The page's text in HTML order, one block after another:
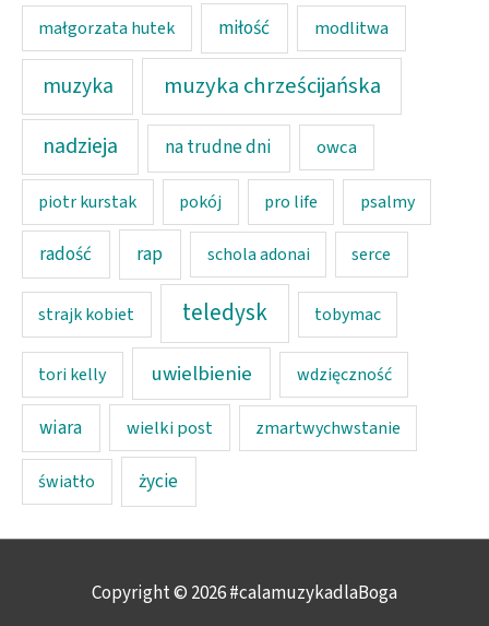
małgorzata hutek miłość modlitwa
muzyka muzyka chrześcijańska
nadzieja na trudne dni owca
piotr kurstak pokój pro life psalmy
radość rap schola adonai serce
strajk kobiet teledysk tobymac
tori kelly uwielbienie wdzięczność
wiara wielki post zmartwychwstanie
światło życie
Copyright © 2026#calamuzykadlaBoga